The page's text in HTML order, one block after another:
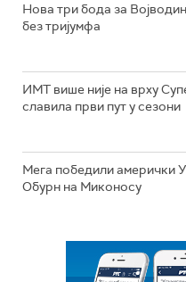
Нова три бода за
без тријумфа
ИМТ више није на врху
славила први пут у сезони
Мега победили амерички
Обурн на Миконосу